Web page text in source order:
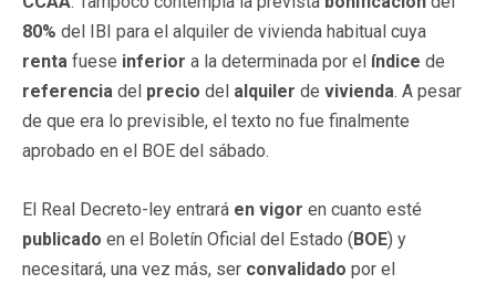
80% del IBI para el alquiler de vivienda habitual cuya
renta fuese inferior a la determinada por el índice de
referencia del precio del alquiler de vivienda. A pesar
de que era lo previsible, el texto no fue finalmente
aprobado en el BOE del sábado.
El Real Decreto-ley entrará en vigor en cuanto esté
publicado en el Boletín Oficial del Estado (BOE) y
necesitará, una vez más, ser convalidado por el